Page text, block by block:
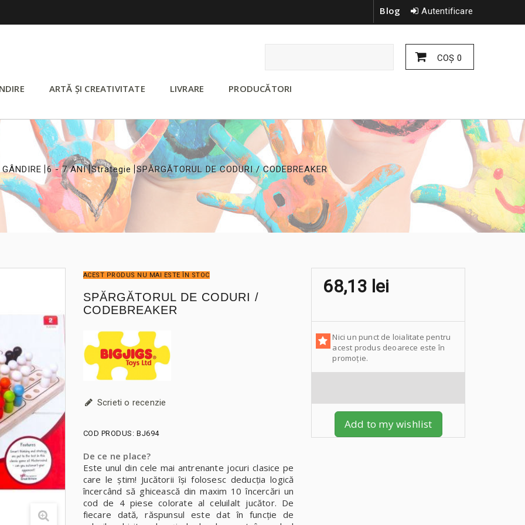
Autentificare
Blog
COŞ 0
ARTĂ ȘI CREATIVITATE LIVRARE PRODUCĂTORI
>
6 - 7 ANI
>
Strategie
>
SPĂRGĂTORUL DE CODURI / CODEBREAKER
ACEST PRODUS NU MAI ESTE ÎN STOC
SPĂRGĂTORUL DE CODURI /
CODEBREAKER
Scrieti o recenzie
COD PRODUS: BJ694
De ce ne place?
Este unul din cele mai antrenante jocuri clasice pe
care le știm! Jucătorii își folosesc deducția logică
încercând să ghicească din maxim 10 încercări un
cod de 4 piese colorate al celuilalt jucător. De
fiecare dată, răspunsul este dat în funcție de
68,13 lei
Nici un punct de loialitate pentru
acest produs deoarece este în
promoție.
Add to my wishlist